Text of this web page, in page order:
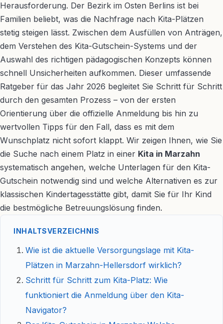
Herausforderung. Der Bezirk im Osten Berlins ist bei
Familien beliebt, was die Nachfrage nach Kita-Plätzen
stetig steigen lässt. Zwischen dem Ausfüllen von Anträgen,
dem Verstehen des Kita-Gutschein-Systems und der
Auswahl des richtigen pädagogischen Konzepts können
schnell Unsicherheiten aufkommen. Dieser umfassende
Ratgeber für das Jahr 2026 begleitet Sie Schritt für Schritt
durch den gesamten Prozess – von der ersten
Orientierung über die offizielle Anmeldung bis hin zu
wertvollen Tipps für den Fall, dass es mit dem
Wunschplatz nicht sofort klappt. Wir zeigen Ihnen, wie Sie
die Suche nach einem Platz in einer Kita in Marzahn
systematisch angehen, welche Unterlagen für den Kita-
Gutschein notwendig sind und welche Alternativen es zur
klassischen Kindertagesstätte gibt, damit Sie für Ihr Kind
die bestmögliche Betreuungslösung finden.
INHALTSVERZEICHNIS
Wie ist die aktuelle Versorgungslage mit Kita-
Plätzen in Marzahn-Hellersdorf wirklich?
Schritt für Schritt zum Kita-Platz: Wie
funktioniert die Anmeldung über den Kita-
Navigator?